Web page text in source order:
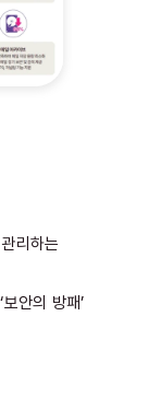
리하는
안의 방패’